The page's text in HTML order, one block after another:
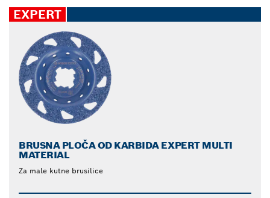
EXPERT
BRUSNA PLOČA OD KARBIDA EXPERT MULTI
MATERIAL
Za male kutne brusilice